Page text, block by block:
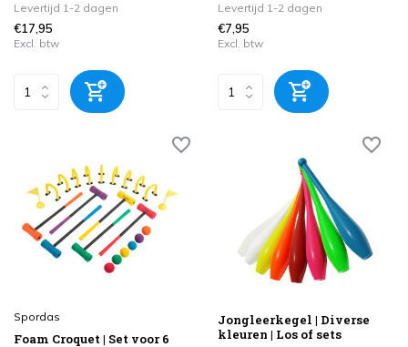
Levertijd 1-2 dagen
€17,95
Excl. btw
Levertijd 1-2 dagen
€7,95
Excl. btw
Spordas
Foam Croquet | Set voor 6
Jongleerkegel | Diverse
kleuren | Los of sets